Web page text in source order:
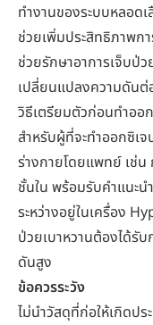
ทำงานของระบบหลอด
ช่วยเพิ่มประสิทธิภาพก
ช่วยรักษาอาการเจ็บป่
เปลี่ยนแปลงความดันต่
วิธีเตรียมตัวก่อนทำออ
สำหรับผู้ที่จะทำออกซิเ
ร่างกายโดยแพทย์ เช่น
ชั้นใน พร้อมรับคำแนะ
ระหว่างอยู่ในเครื่อง
ป่วยเบาหวานต้องได้รั
ดันสูง
ข้อควรระวัง
ไม่นำวัสดุที่ก่อให้เกิดป